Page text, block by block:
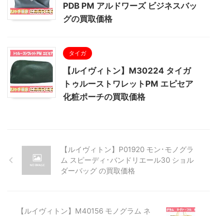
PDB PM アルドワーズ ビジネスバッ
グの買取価格
タイガ
【ルイヴィトン】M30224 タイガ
トゥルーストワレットPM エピセア
化粧ポーチの買取価格
【ルイヴィトン】P01920 モン･モノグラ
ム スピーディ･バンドリエール30 ショル
ダーバッグ の買取価格
【ルイヴィトン】M40156 モノグラム ネ